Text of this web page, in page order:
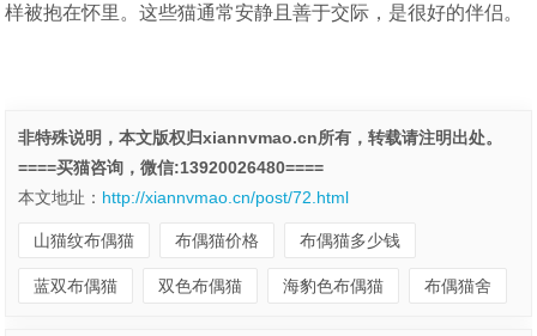
样被抱在怀里。这些猫通常安静且善于交际，是很好的伴侣。
非特殊说明，本文版权归xiannvmao.cn所有，转载请注明出处。
====买猫咨询，微信:13920026480====
本文地址： http://xiannvmao.cn/post/72.html
山猫纹布偶猫 布偶猫价格 布偶猫多少钱
蓝双布偶猫 双色布偶猫 海豹色布偶猫 布偶猫舍